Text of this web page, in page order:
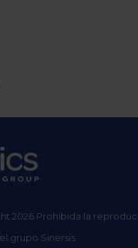
2026 Prohibida la
grupo Sinersis